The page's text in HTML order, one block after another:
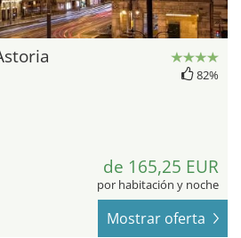
82%
de 165,25 EUR
por habitación y noche
Mostrar oferta